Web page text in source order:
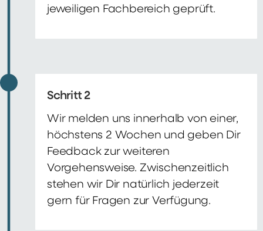
jeweiligen Fachbereich geprüft.
Schritt 2
Wir melden uns innerhalb von einer,
höchstens 2 Wochen und geben Dir
Feedback zur weiteren
Vorgehensweise. Zwischenzeitlich
stehen wir Dir natürlich jederzeit
gern für Fragen zur Verfügung.